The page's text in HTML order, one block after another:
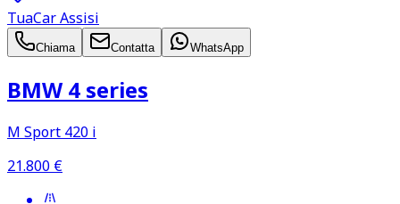
TuaCar Assisi
Chiama Contatta WhatsApp
BMW 4 series
M Sport 420 i
21.800 €